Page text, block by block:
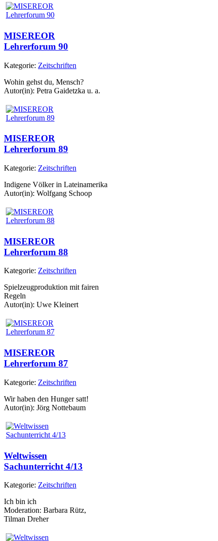
MISEREOR
Lehrerforum 90
Kategorie: Zeitschriften
Wohin gehst du, Mensch?
Autor(in): Petra Gaidetzka u. a.
MISEREOR
Lehrerforum 89
Kategorie: Zeitschriften
Indigene Völker in Lateinamerika
Autor(in): Wolfgang Schoop
MISEREOR
Lehrerforum 88
Kategorie: Zeitschriften
Spielzeugproduktion mit fairen
Regeln
Autor(in): Uwe Kleinert
MISEREOR
Lehrerforum 87
Kategorie: Zeitschriften
Wir haben den Hunger satt!
Autor(in): Jörg Nottebaum
Weltwissen
Sachunterricht 4/13
Kategorie: Zeitschriften
Ich bin ich
Moderation: Barbara Rütz,
Tilman Dreher